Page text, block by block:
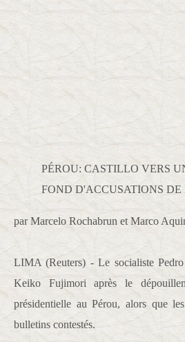
PÉROU: CASTILLO VERS
FOND D'ACCUSATIONS DE
par Marcelo Rochabrun et Marco
LIMA (Reuters) - Le socialiste
Keiko Fujimori après le
présidentielle au Pérou, alors que
bulletins contestés.